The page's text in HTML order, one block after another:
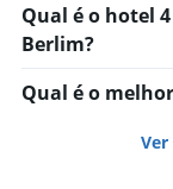
Qual é o hotel
Berlim?
Qual é o